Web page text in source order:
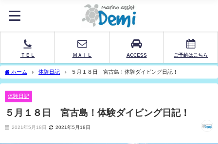
ＴＥＬ ＭＡＩＬ ACCESS ご予約はこちら
ホーム 体験日記 ５月１８日 宮古島！体験ダイビング日記！
体験日記
５月１８日 宮古島！体験ダイビング日記！
2021年5月18日 2021年5月18日